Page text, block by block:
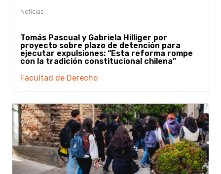
Tomás Pascual y Gabriela Hilliger por
proyecto sobre plazo de detención para
ejecutar expulsiones: “Esta reforma rompe
con la tradición constitucional chilena”
Facultad de Derecho